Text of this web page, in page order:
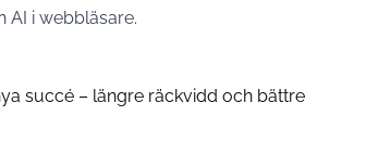
AI i webbläsare.
succé – längre räckvidd och bättre